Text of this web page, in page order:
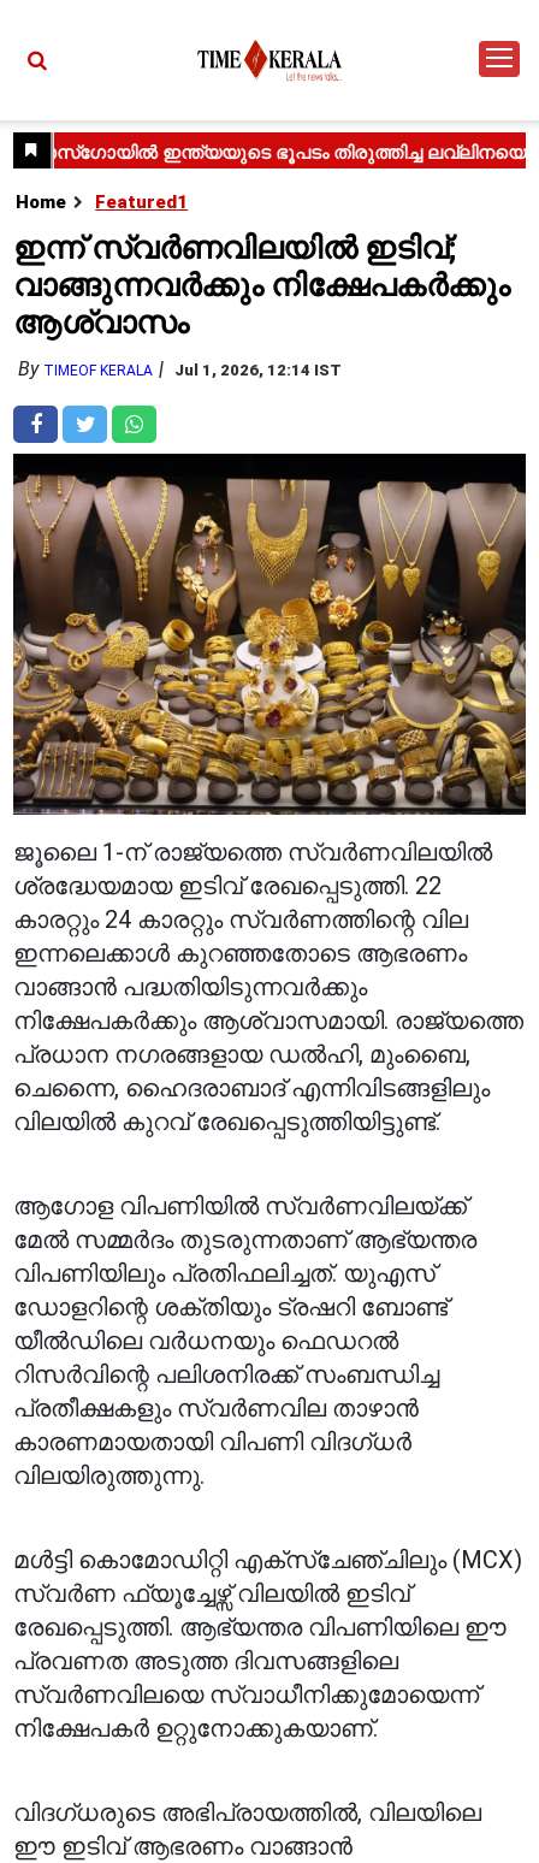
Home Featured1
ഇന്ന് സ്വർണവിലയിൽ ഇടിവ്;
വാങ്ങുന്നവർക്കും നിക്ഷേപകർക്കും
ആശ്വാസം
By TIMEOF KERALA Jul 1, 2026, 12:14 IST
ജൂലൈ 1-ന് രാജ്യത്തെ സ്വർണവിലയിൽ
ശ്രദ്ധേയമായ ഇടിവ് രേഖപ്പെടുത്തി. 22
കാരറ്റും 24 കാരറ്റും സ്വർണത്തിന്റെ വില
ഇന്നലെക്കാൾ കുറഞ്ഞതോടെ ആഭരണം
വാങ്ങാൻ പദ്ധതിയിടുന്നവർക്കും
നിക്ഷേപകർക്കും ആശ്വാസമായി. രാജ്യത്തെ
പ്രധാന നഗരങ്ങളായ ഡൽഹി, മുംബൈ,
ചെന്നൈ, ഹൈദരാബാദ് എന്നിവിടങ്ങളിലും
വിലയിൽ കുറവ് രേഖപ്പെടുത്തിയിട്ടുണ്ട്.
ആഗോള വിപണിയിൽ സ്വർണവിലയ്ക്ക്
മേൽ സമ്മർദം തുടരുന്നതാണ് ആഭ്യന്തര
വിപണിയിലും പ്രതിഫലിച്ചത്. യുഎസ്
ഡോളറിന്റെ ശക്തിയും ട്രഷറി ബോണ്ട്
യീൽഡിലെ വർധനയും ഫെഡറൽ
റിസർവിന്റെ പലിശനിരക്ക് സംബന്ധിച്ച
പ്രതീക്ഷകളും സ്വർണവില താഴാൻ
കാരണമായതായി വിപണി വിദഗ്ധർ
വിലയിരുത്തുന്നു.
മൾട്ടി കൊമോഡിറ്റി എക്സ്ചേഞ്ചിലും (MCX)
സ്വർണ ഫ്യൂച്ചേഴ്സ് വിലയിൽ ഇടിവ്
രേഖപ്പെടുത്തി. ആഭ്യന്തര വിപണിയിലെ ഈ
പ്രവണത അടുത്ത ദിവസങ്ങളിലെ
സ്വർണവിലയെ സ്വാധീനിക്കുമോയെന്ന്
നിക്ഷേപകർ ഉറ്റുനോക്കുകയാണ്.
വിദഗ്ധരുടെ അഭിപ്രായത്തിൽ, വിലയിലെ
ഈ ഇടിവ് ആഭരണം വാങ്ങാൻ